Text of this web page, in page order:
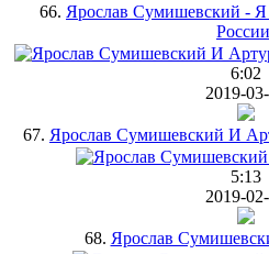
66. Ярослав Сумишевский -
6:02
2019-
67. Ярослав Сумишевский И
5:13
2019-
68. Ярослав